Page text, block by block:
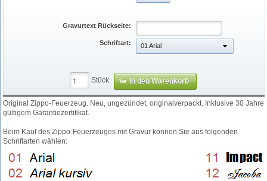
img_1238b.jpg
Gravurtext Rückseite:
Schriftart: 01 Arial
Stück In den Warenkorb
Original Zippo-Feuerzeug. Neu, ungezündet, originalverpackt. Inklusive 30 Jahre
gültigem Garantiezertifikat.
Beim Kauf des Zippo-Feuerzeuges mit Gravur können Sie aus folgenden
Schriftarten wählen: